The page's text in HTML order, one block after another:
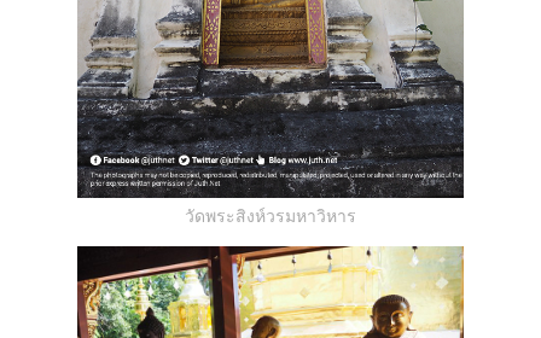
วัดพระสิงห์วรมหาวิหาร